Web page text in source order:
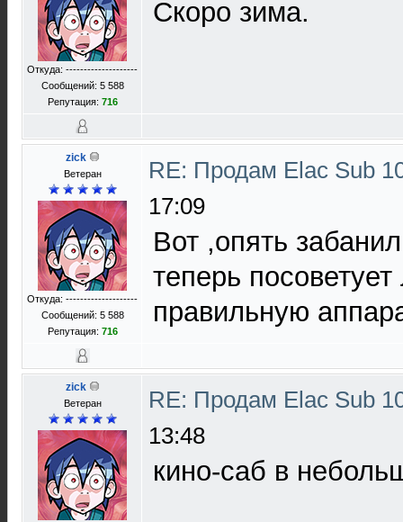
Откуда: --------------------
Сообщений: 5 588
Репутация: 716
Скоро зима.
zick
Ветеран
Откуда: --------------------
Сообщений: 5 588
Репутация: 716
RE: Продам Elac Sub
17:09
Вот ,опять
теперь
правильную
zick
Ветеран
RE: Продам Elac Sub
13:48
кино-саб в